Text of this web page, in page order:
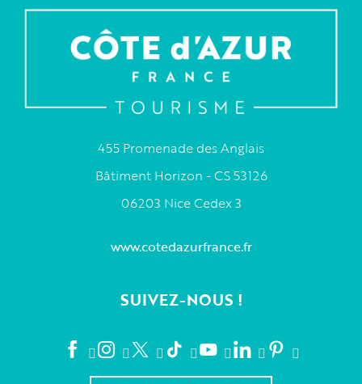
455 Promenade des Anglais
Bâtiment Horizon - CS 53126
06203 Nice Cedex 3
www.cotedazurfrance.fr
SUIVEZ-NOUS !